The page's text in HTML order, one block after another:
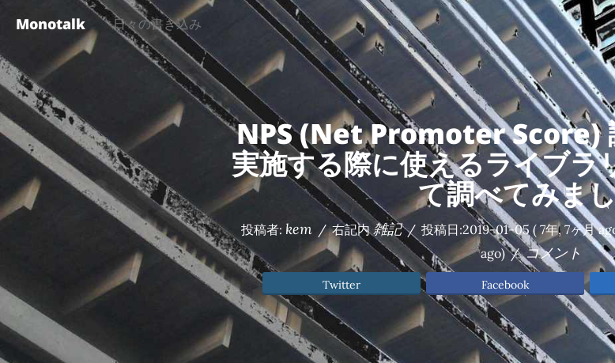
Monotalk 日々の書き込み
NPS (Net Promoter Score)
実施する際に使えるライブラ
て調べてみま
投稿者: kem / 右記内雑記 / 投稿日:2019-01-05( 7年, 7ヶ月
ago) / コメント
Twitter Facebook